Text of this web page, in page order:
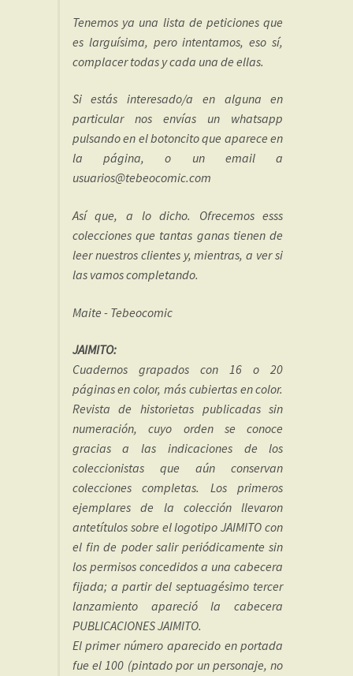
Tenemos ya una lista de peticiones que
es larguísima, pero intentamos, eso sí,
complacer todas y cada una de ellas.
Si estás interesado/a en alguna en
particular nos envías un whatsapp
pulsando en el botoncito que aparece en
la página, o un email a
usuarios@tebeocomic.com
Así que, a lo dicho. Ofrecemos esss
colecciones que tantas ganas tienen de
leer nuestros clientes y, mientras, a ver si
las vamos completando.
Maite - Tebeocomic
JAIMITO:
Cuadernos grapados con 16 o 20
páginas en color, más cubiertas en color.
Revista de historietas publicadas sin
numeración, cuyo orden se conoce
gracias a las indicaciones de los
coleccionistas que aún conservan
colecciones completas. Los primeros
ejemplares de la colección llevaron
antetítulos sobre el logotipo JAIMITO con
el fin de poder salir periódicamente sin
los permisos concedidos a una cabecera
fijada; a partir del septuagésimo tercer
lanzamiento apareció la cabecera
PUBLICACIONES JAIMITO.
El primer número aparecido en portada
fue el 100 (pintado por un personaje, no